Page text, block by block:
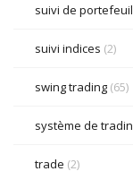
suivi de
suivi indices (2)
swing trading (65)
système de
trade (2)